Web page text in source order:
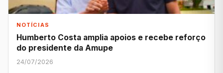
NOTÍCIAS
Humberto Costa amplia apoios e recebe reforço
do presidente da Amupe
24/07/2026